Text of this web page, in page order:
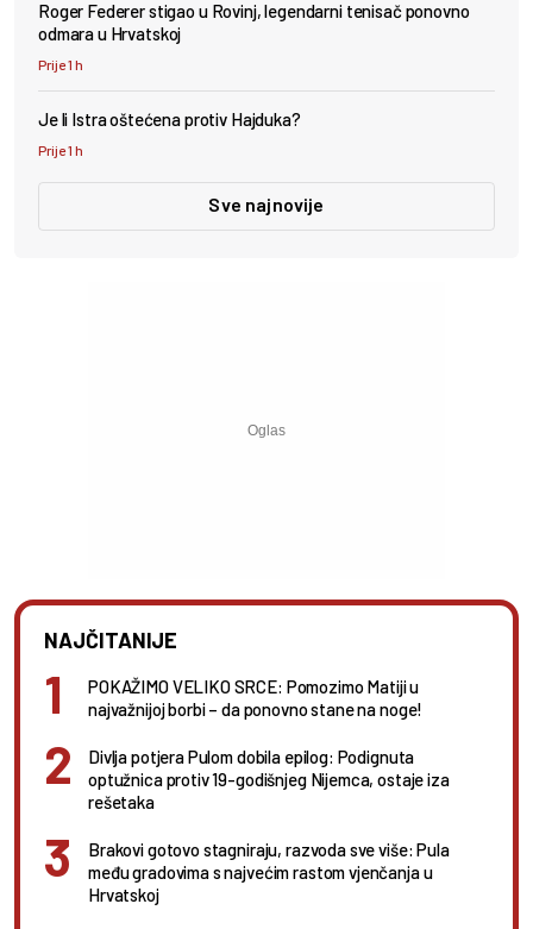
Roger Federer stigao u Rovinj, legendarni tenisač ponovno
odmara u Hrvatskoj
Prije 1 h
Je li Istra oštećena protiv Hajduka?
Prije 1 h
Sve najnovije
NAJČITANIJE
POKAŽIMO VELIKO SRCE: Pomozimo Matiji u
najvažnijoj borbi – da ponovno stane na noge!
Divlja potjera Pulom dobila epilog: Podignuta
optužnica protiv 19-godišnjeg Nijemca, ostaje iza
rešetaka
Brakovi gotovo stagniraju, razvoda sve više: Pula
među gradovima s najvećim rastom vjenčanja u
Hrvatskoj